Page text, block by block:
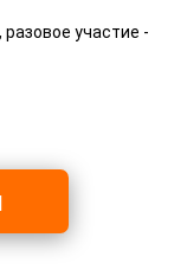
участие -